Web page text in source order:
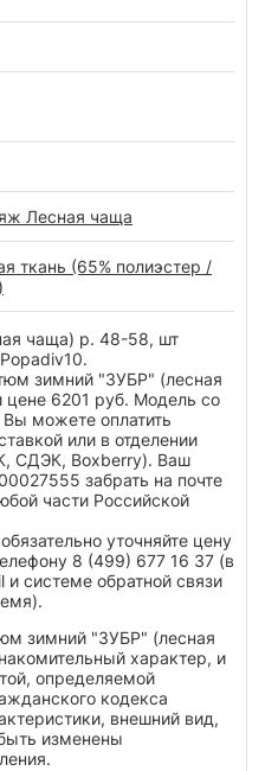
Лесная чаща
ткань (65% полиэстер /
чаща) р. 48-58, шт
зимний "ЗУБР" (лесная
6201 руб. Модель со
можете оплатить
или в отделении
СДЭК, Boxberry). Ваш
забрать на почте
части Российской
уточняйте цену
8 (499) 677 16 37 (в
системе обратной связи
зимний "ЗУБР" (лесная
характер, и
определяемой
кодекса
внешний вид,
изменены